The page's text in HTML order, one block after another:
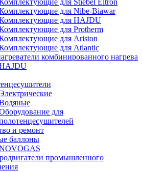
Комплектующие для Stiebel Eltron
для Nibe-Biawar
для HAJDU
для Protherm
для Ariston
для Atlantic
комбинированного нагрева
для
и ремонт
баллоны
промышленного